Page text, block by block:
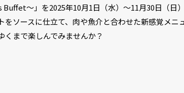
～」を2025年10月1日（水）～11月30日（日
をソースに仕立て、肉や魚介と合わせた新感覚メ
くまで楽しんでみませんか？